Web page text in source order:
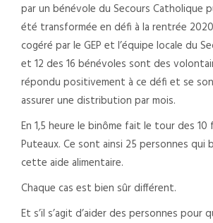
par un bénévole du Secours Catholique
été transformée en défi à la rentrée
cogéré par le GEP et l’équipe locale du
et 12 des 16 bénévoles sont des
répondu positivement à ce défi et se
assurer une distribution par mois.
En 1,5 heure le binôme fait le tour des
Puteaux. Ce sont ainsi 25 personnes qui
cette aide alimentaire.
Chaque cas est bien sûr différent.
Et s’il s’agit d’aider des personnes pour